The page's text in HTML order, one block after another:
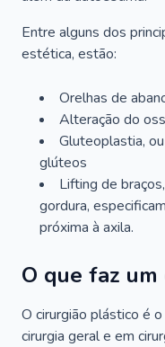
Entre alguns dos
estética, estão:
Orelhas de
Alteração do
Gluteoplastia,
glúteos
Lifting de
gordura,
próxima à axila.
O que faz
O cirurgião plástico é
cirurgia geral e em